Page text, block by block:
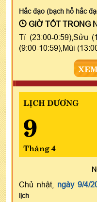
Hắc đạo (bạch hổ hắc
GIỜ TỐT TRONG
Tí (23:00-0:59),Sửu
(9:00-10:59),Mùi
LỊCH DƯƠNG
9
Tháng 4
Chủ nhật, ngày 9/4/
lịch